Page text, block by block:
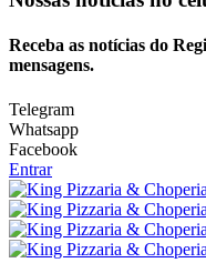
Receba as notícias do
mensagens.
Telegram
Whatsapp
Facebook
Entrar